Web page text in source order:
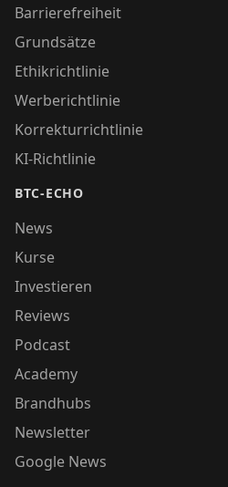
Barrierefreiheit
Grundsätze
Ethikrichtlinie
Werberichtlinie
Korrekturrichtlinie
KI-Richtlinie
BTC-ECHO
News
Kurse
Investieren
Reviews
Podcast
Academy
Brandhubs
Newsletter
Google News